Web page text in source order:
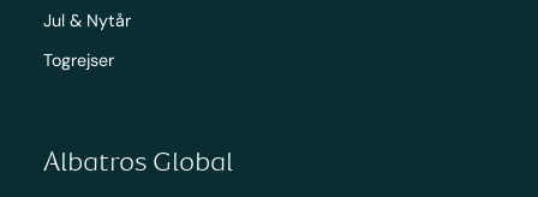
Jul & Nytår
Togrejser
Albatros Global